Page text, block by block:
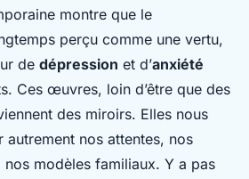
montre que le
perçu comme une vertu,
de dépression et d’anxiété
Ces œuvres, loin d’être que des
des miroirs. Elles nous
autrement nos attentes, nos
nos modèles familiaux. Y a pas